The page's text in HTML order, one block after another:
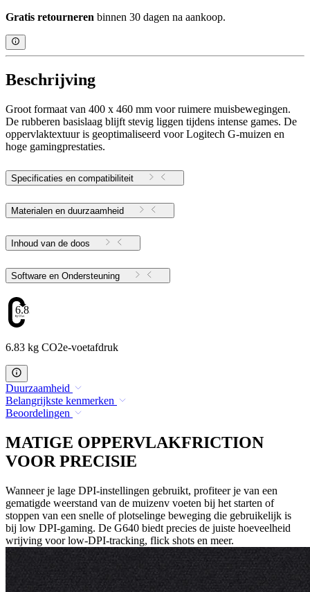
Gratis retourneren binnen 30 dagen na aankoop.
Beschrijving
Groot formaat van 400 x 460 mm voor ruimere muisbewegingen.
De rubberen basislaag blijft stevig liggen tijdens intense games. De
oppervlaktextuur is geoptimaliseerd voor Logitech G-muizen en
hoge gamingprestaties.
Specificaties en compatibiliteit
Materialen en duurzaamheid
Inhoud van de doos
Software en Ondersteuning
6.83
6.83 kg CO2e-voetafdruk
Duurzaamheid
Belangrijkste kenmerken
Beoordelingen
MATIGE OPPERVLAKFRICTION
VOOR PRECISIE
Wanneer je lage DPI-instellingen gebruikt, profiteer je van een
gematigde weerstand van de muizenv voeten bij het starten of
stoppen van een snelle of plotselinge beweging die gebruikelijk is
bij low DPI-gaming. De G640 biedt precies de juiste hoeveelheid
wrijving voor low-DPI-tracking, flick shots en meer.